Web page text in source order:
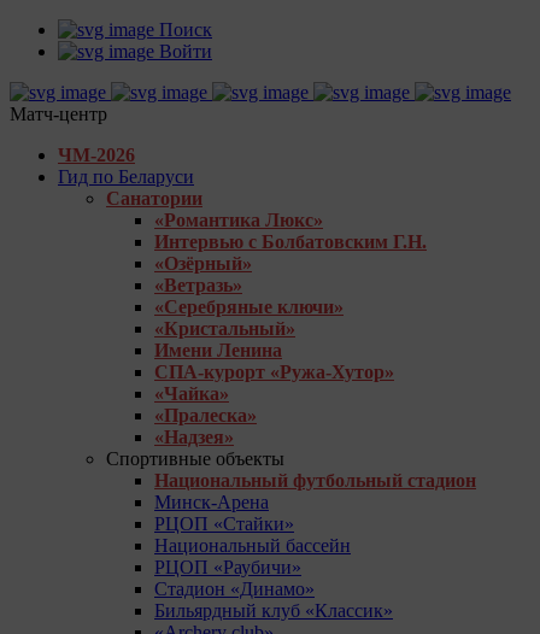
Поиск
Войти
Матч-центр
ЧМ-2026
Гид по Беларуси
Санатории
«Романтика Люкс»
Интервью с Болбатовским Г.Н.
«Озёрный»
«Ветразь»
«Серебряные ключи»
«Кристальный»
Имени Ленина
СПА-курорт «Ружа-Хутор»
«Чайка»
«Пралеска»
«Надзея»
Спортивные объекты
Национальный футбольный стадион
Минск-Арена
РЦОП «Стайки»
Национальный бассейн
РЦОП «Раубичи»
Стадион «Динамо»
Бильярдный клуб «Классик»